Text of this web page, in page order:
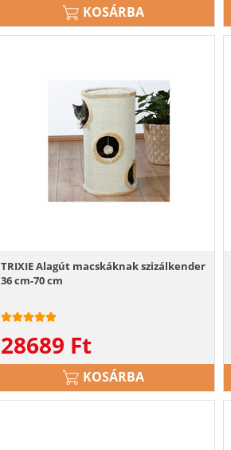
KOSÁRBA
TRIXIE Alagút macskáknak szizálkender
36 cm-70 cm
28689 Ft
KOSÁRBA